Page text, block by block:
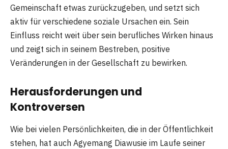
Gemeinschaft etwas zurückzugeben, und setzt sich
aktiv für verschiedene soziale Ursachen ein. Sein
Einfluss reicht weit über sein berufliches Wirken hinaus
und zeigt sich in seinem Bestreben, positive
Veränderungen in der Gesellschaft zu bewirken.
Herausforderungen und
Kontroversen
Wie bei vielen Persönlichkeiten, die in der Öffentlichkeit
stehen, hat auch Agyemang Diawusie im Laufe seiner